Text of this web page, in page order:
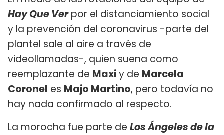
Hay Que Verpor el distanciamiento social
y la prevención del coronavirus -parte del
plantel sale al aire a través de
videollamadas-, quien suena como
reemplazante de Maxiy de Marcela
Coronel es Majo Martino, pero todavía no
hay nada confirmado al respecto.
La morocha fue parte de Los Ángeles de la